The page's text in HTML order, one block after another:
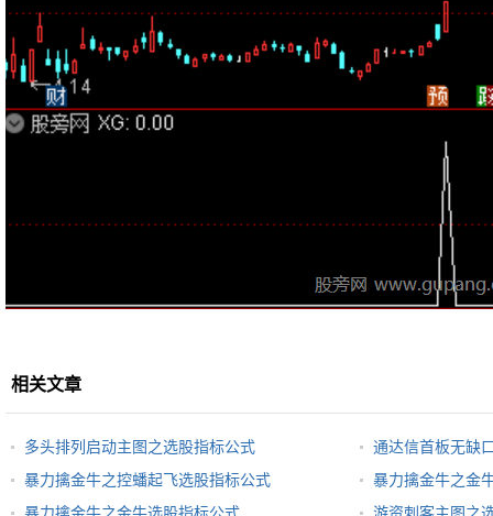
相关文章
多头排列启动主图之选股指标公式
通达信首板无缺
暴力擒金牛之控蟠起飞选股指标公式
暴力擒金牛之金